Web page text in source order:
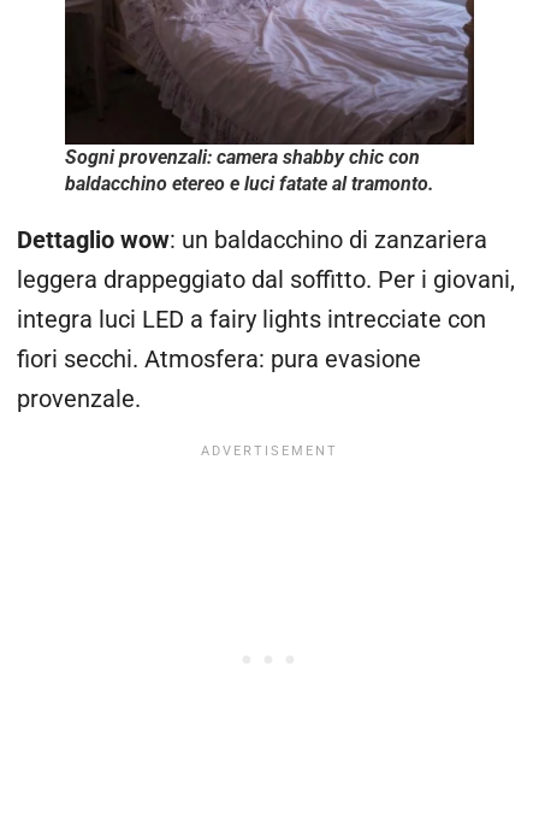
Sogni provenzali: camera shabby chic con
baldacchino etereo e luci fatate al tramonto.
Dettaglio wow: un baldacchino di zanzariera
leggera drappeggiato dal soffitto. Per i giovani,
integra luci LED a fairy lights intrecciate con
fiori secchi. Atmosfera: pura evasione
provenzale.